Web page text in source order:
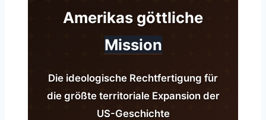
Amerikas göttliche
Mission
Die ideologische Rechtfertigung für
die größte territoriale Expansion der
US-Geschichte